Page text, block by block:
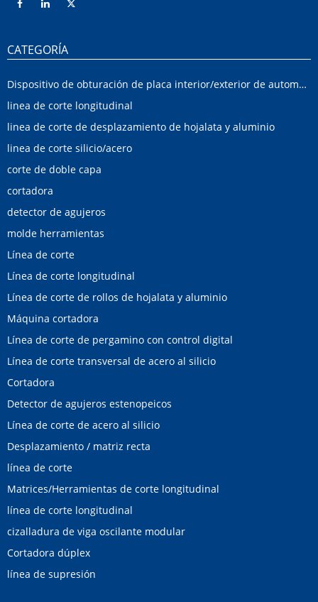
CATEGORÍA
Dispositivo de obturación de placa interior/exterior de automóvil
linea de corte longitudinal
linea de corte de desplazamiento de hojalata y aluminio
linea de corte silicio/acero
corte de doble capa
cortadora
detector de agujeros
molde herramientas
Línea de corte
Línea de corte longitudinal
Línea de corte de rollos de hojalata y aluminio
Máquina cortadora
Línea de corte de pergamino con control digital
Línea de corte transversal de acero al silicio
Cortadora
Detector de agujeros estenopeicos
Línea de corte de acero al silicio
Desplazamiento / matriz recta
línea de corte
Matrices/Herramientas de corte longitudinal
línea de corte longitudinal
cizalladura de viga oscilante modular
Cortadora dúplex
línea de supresión